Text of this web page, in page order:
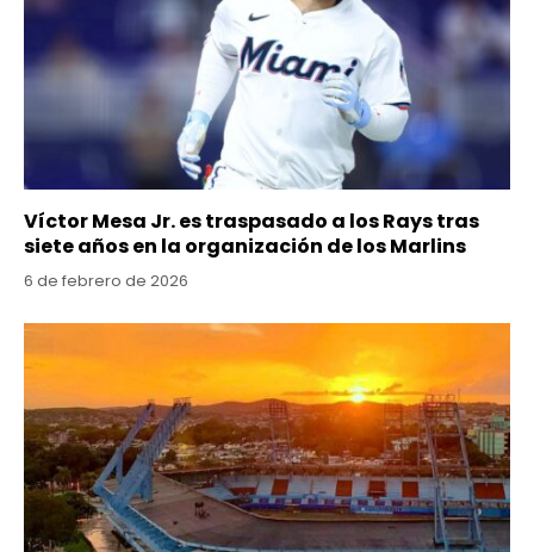
Víctor Mesa Jr. es traspasado a los Rays tras
siete años en la organización de los Marlins
6 de febrero de 2026